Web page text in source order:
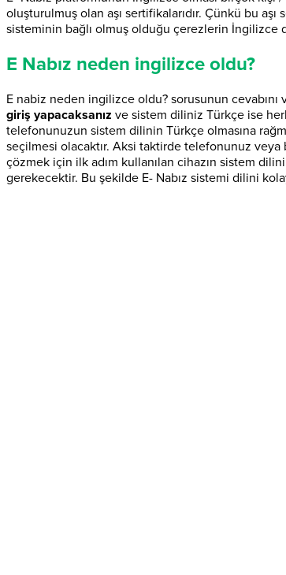
oluşturulmuş olan aşı sertifikalarıdır. Çünkü bu
sisteminin bağlı olmuş olduğu çerezlerin İngilizce
E Nabız neden ingilizce oldu?
E nabiz neden ingilizce oldu? sorusunun
giriş yapacaksanız ve sistem diliniz Türkçe ise
telefonunuzun sistem dilinin Türkçe olmasına
seçilmesi olacaktır. Aksi taktirde telefonunuz
çözmek için ilk adım kullanılan cihazın sistem
gerekecektir. Bu şekilde E- Nabız sistemi dilini